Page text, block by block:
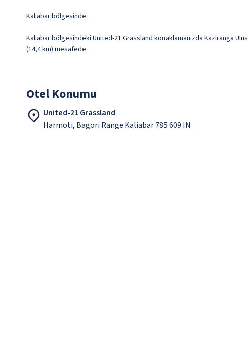
Kaliabar bölgesinde
Kaliabar bölgesindeki United-21 Grassland konaklamanızda Kaziranga
(14,4 km) mesafede.
Otel Konumu
United-21 Grassland
Harmoti, Bagori Range Kaliabar 785 609 IN